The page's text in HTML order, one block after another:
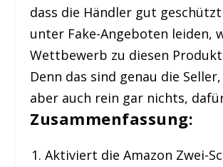
dass die Händler gut
unter Fake-Angeboten leiden,
Wettbewerb zu diesen
Denn das sind genau die
aber auch rein gar nichts,
Zusammenfassung:
Aktiviert die Amazon Zwei-